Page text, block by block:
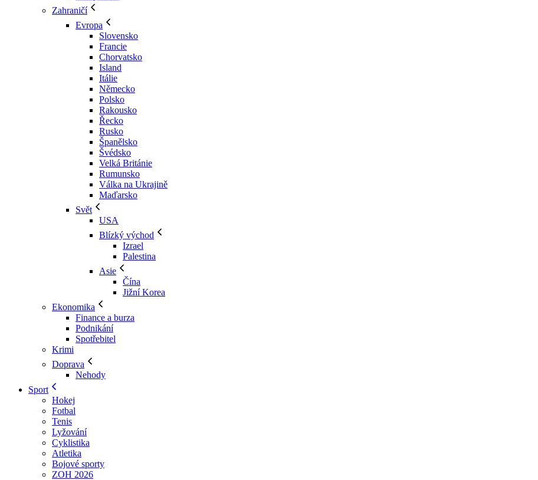
Zahraničí
Evropa
Slovensko
Francie
Chorvatsko
Island
Itálie
Německo
Polsko
Rakousko
Řecko
Rusko
Španělsko
Švédsko
Velká Británie
Rumunsko
Válka na Ukrajině
Maďarsko
Svět
USA
Blízký východ
Izrael
Palestina
Asie
Čína
Jižní Korea
Ekonomika
Finance a burza
Podnikání
Spotřebitel
Krimi
Doprava
Nehody
Sport
Hokej
Fotbal
Tenis
Lyžování
Cyklistika
Atletika
Bojové sporty
ZOH 2026